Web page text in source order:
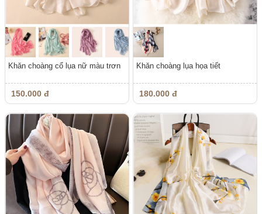
Khăn choàng cổ lụa nữ màu trơn
150.000 đ
Khăn choàng lụa họa tiết
180.000 đ